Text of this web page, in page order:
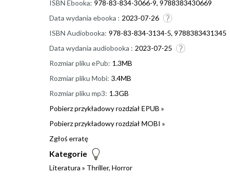
ISBN Ebooka: 978-83-834-3066-9, 9788383430669
Data wydania ebooka : 2023-07-26
ISBN Audiobooka: 978-83-834-3134-5, 9788383431345
Data wydania audiobooka : 2023-07-25
Rozmiar pliku ePub: 1.3MB
Rozmiar pliku Mobi: 3.4MB
Rozmiar pliku mp3: 1.3GB
Pobierz przykładowy rozdział EPUB »
Pobierz przykładowy rozdział MOBI »
Zgłoś erratę
Kategorie
Literatura » Thriller, Horror